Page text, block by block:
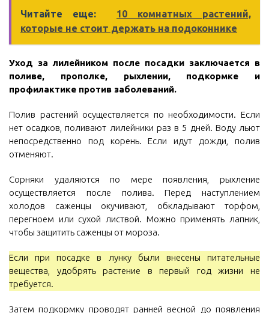
Читайте еще:
10 комнатных растений,
которые не стоит держать на подоконнике
Уход за лилейником после посадки заключается в
поливе, прополке, рыхлении, подкормке и
профилактике против заболеваний.
Полив растений осуществляется по необходимости. Если
нет осадков, поливают лилейники раз в 5 дней. Воду льют
непосредственно под корень. Если идут дожди, полив
отменяют.
Сорняки удаляются по мере появления, рыхление
осуществляется после полива. Перед наступлением
холодов саженцы окучивают, обкладывают торфом,
перегноем или сухой листвой. Можно применять лапник,
чтобы защитить саженцы от мороза.
Если при посадке в лунку были внесены питательные
вещества, удобрять растение в первый год жизни не
требуется.
Затем подкормку проводят ранней весной до появления